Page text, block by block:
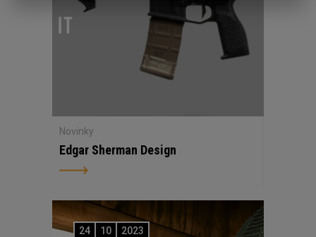
Novinky
Edgar Sherman Design
24 10 2023